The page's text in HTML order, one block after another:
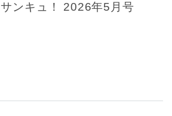
サンキュ！ 2026年5月号